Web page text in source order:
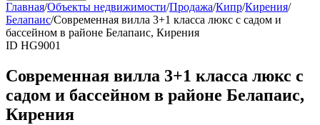
Главная/Объекты недвижимости/Продажа/Кипр/Кирения/
Белапаис/Современная вилла 3+1 класса люкс с садом и
бассейном в районе Белапаис, Кирения
ID HG9001
Современная вилла 3+1 класса люкс с
садом и бассейном в районе Белапаис,
Кирения